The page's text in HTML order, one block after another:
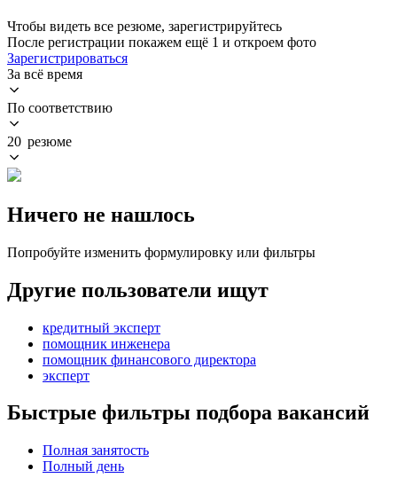
Чтобы видеть все резюме, зарегистрируйтесь
После регистрации покажем ещё 1 и откроем фото
Зарегистрироваться
За всё время
По соответствию
20 резюме
Ничего не нашлось
Попробуйте изменить формулировку или фильтры
Другие пользователи ищут
кредитный эксперт
помощник инженера
помощник финансового директора
эксперт
Быстрые фильтры подбора вакансий
Полная занятость
Полный день